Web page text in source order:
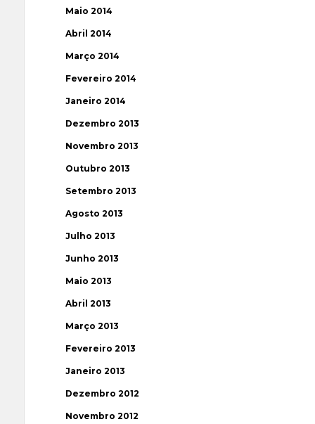
Maio 2014
Abril 2014
Março 2014
Fevereiro 2014
Janeiro 2014
Dezembro 2013
Novembro 2013
Outubro 2013
Setembro 2013
Agosto 2013
Julho 2013
Junho 2013
Maio 2013
Abril 2013
Março 2013
Fevereiro 2013
Janeiro 2013
Dezembro 2012
Novembro 2012